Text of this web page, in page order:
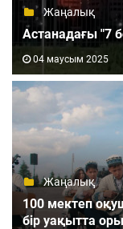
Жаңалық
Астанадағы "7
04 маусым 2025
Жаңалық
100 мектеп
бір уақытта